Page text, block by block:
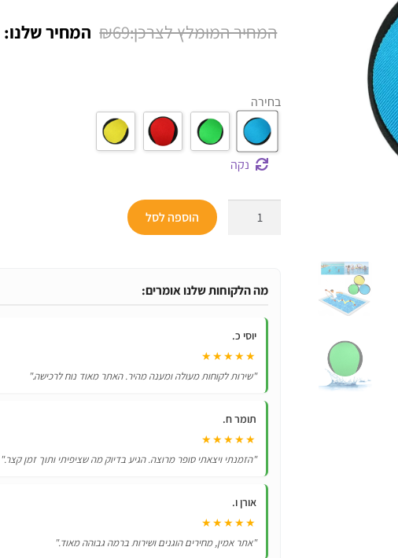
₪69
המחיר
₪69.
בחירה
נקה
כמות
קופץ
מים
של
כיף
ומשחק!
הוספה לסל
מה הלקוחות שלנו אומרים:
יוסי כ.
★★★★★
"שירות לקוחות מעולה ומענה מהיר. האתר מאוד נוח לרכישה."
תומר ח.
★★★★★
"הזמנתי ויצאתי סופר מרוצה. הגיע בדיוק מה שציפיתי ותוך זמן קצר."
אורן ו.
★★★★★
"אתר אמין, מחירים הוגנים ושירות ברמה גבוהה מאוד."